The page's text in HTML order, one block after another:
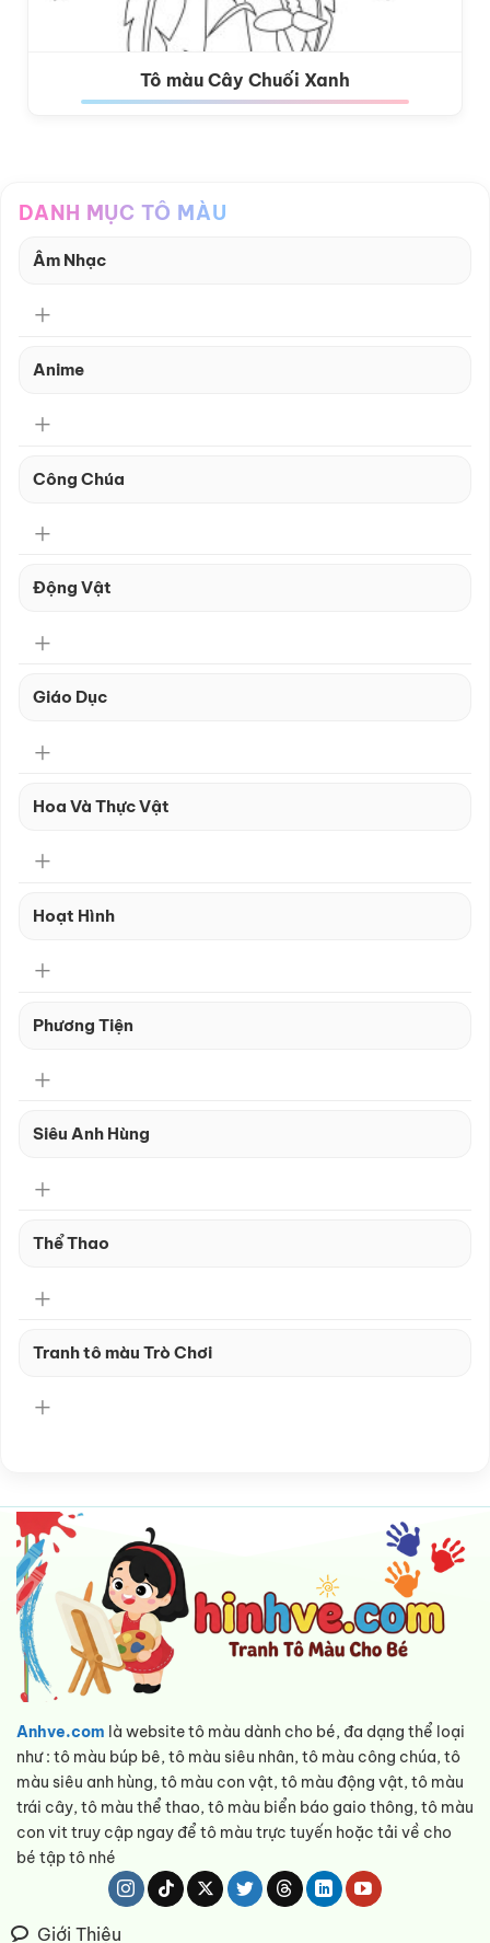
Tô màu Cây Chuối Xanh
DANH MỤC TÔ MÀU
Âm Nhạc
Anime
Công Chúa
Động Vật
Giáo Dục
Hoa Và Thực Vật
Hoạt Hình
Phương Tiện
Siêu Anh Hùng
Thể Thao
Tranh tô màu Trò Chơi
Anhve.com là website tô màu dành cho bé, đa dạng thể loại
như : tô màu búp bê, tô màu siêu nhân, tô màu công chúa, tô
màu siêu anh hùng, tô màu con vật, tô màu động vật, tô màu
trái cây, tô màu thể thao, tô màu biển báo gaio thông, tô màu
con vit truy cập ngay để tô màu trực tuyến hoặc tải về cho
bé tập tô nhé
Giới Thiệu